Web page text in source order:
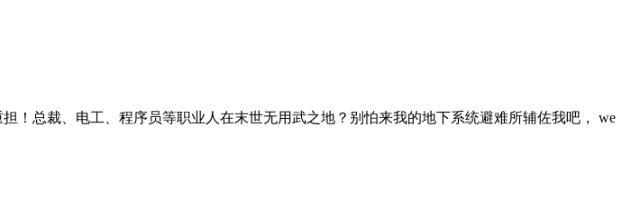
！总裁、电工、程序员等职业人在末世无用武之地？别怕来我的地下系统避难所辅佐我吧， we